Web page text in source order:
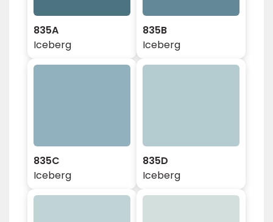
835A
Iceberg
835B
Iceberg
835C
Iceberg
835D
Iceberg